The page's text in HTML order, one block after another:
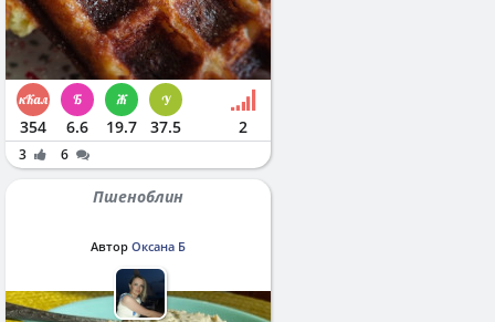
354 6.6 19.7 37.5 2
3 6
Пшеноблин
Автор Оксана Б